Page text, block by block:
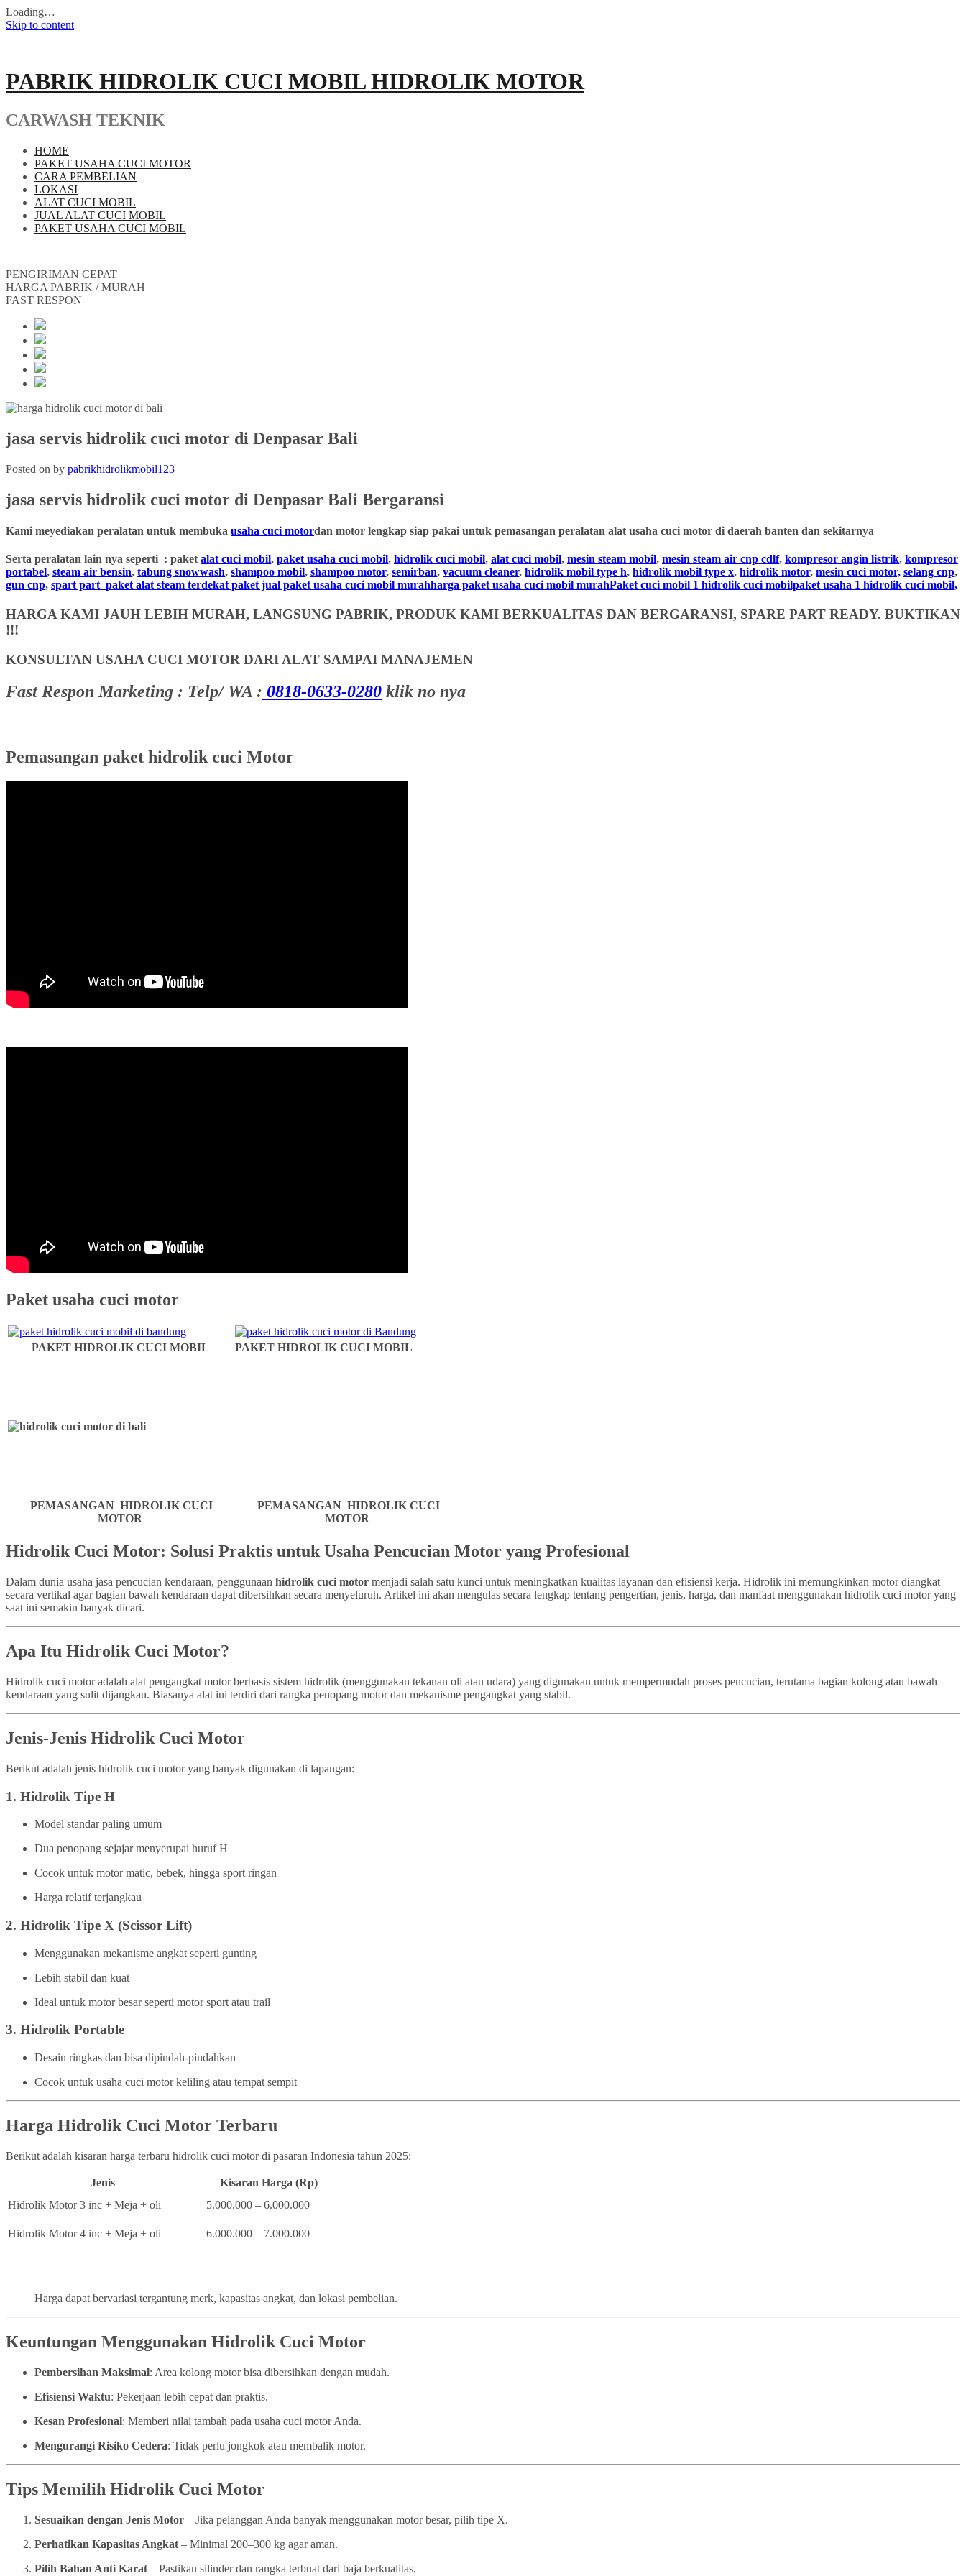
Loading…
Skip to content
PABRIK HIDROLIK CUCI MOBIL HIDROLIK MOTOR
CARWASH TEKNIK
HOME
PAKET USAHA CUCI MOTOR
CARA PEMBELIAN
LOKASI
ALAT CUCI MOBIL
JUAL ALAT CUCI MOBIL
PAKET USAHA CUCI MOBIL
PENGIRIMAN CEPAT
HARGA PABRIK / MURAH
FAST RESPON
jasa servis hidrolik cuci motor di Denpasar Bali
Posted on by pabrikhidrolikmobil123
jasa servis hidrolik cuci motor di Denpasar Bali Bergaransi
Kami meyediakan peralatan untuk membuka usaha cuci motordan motor lengkap siap pakai untuk pemasangan peralatan alat usaha cuci motor di daerah banten dan sekitarnya
Serta peralatan lain nya seperti : paket alat cuci mobil, paket usaha cuci mobil, hidrolik cuci mobil, alat cuci mobil, mesin steam mobil, mesin steam air cnp cdlf, kompresor angin listrik, kompresor
portabel, steam air bensin, tabung snowwash, shampoo mobil, shampoo motor, semirban, vacuum cleaner, hidrolik mobil type h, hidrolik mobil type x, hidrolik motor, mesin cuci motor, selang cnp,
gun cnp, spart part paket alat steam terdekat paket jual paket usaha cuci mobil murahharga paket usaha cuci mobil murahPaket cuci mobil 1 hidrolik cuci mobilpaket usaha 1 hidrolik cuci mobil,
HARGA KAMI JAUH LEBIH MURAH, LANGSUNG PABRIK, PRODUK KAMI BERKUALITAS DAN BERGARANSI, SPARE PART READY. BUKTIKAN
!!!
KONSULTAN USAHA CUCI MOTOR DARI ALAT SAMPAI MANAJEMEN
Fast Respon Marketing : Telp/ WA : 0818-0633-0280 klik no nya
Pemasangan paket hidrolik cuci Motor
Paket usaha cuci motor
PAKET HIDROLIK CUCI MOBIL PAKET HIDROLIK CUCI MOBIL
PEMASANGAN HIDROLIK CUCI
MOTOR
PEMASANGAN HIDROLIK CUCI
MOTOR
Hidrolik Cuci Motor: Solusi Praktis untuk Usaha Pencucian Motor yang Profesional
Dalam dunia usaha jasa pencucian kendaraan, penggunaan hidrolik cuci motor menjadi salah satu kunci untuk meningkatkan kualitas layanan dan efisiensi kerja. Hidrolik ini memungkinkan motor diangkat
secara vertikal agar bagian bawah kendaraan dapat dibersihkan secara menyeluruh. Artikel ini akan mengulas secara lengkap tentang pengertian, jenis, harga, dan manfaat menggunakan hidrolik cuci motor yang
saat ini semakin banyak dicari.
Apa Itu Hidrolik Cuci Motor?
Hidrolik cuci motor adalah alat pengangkat motor berbasis sistem hidrolik (menggunakan tekanan oli atau udara) yang digunakan untuk mempermudah proses pencucian, terutama bagian kolong atau bawah
kendaraan yang sulit dijangkau. Biasanya alat ini terdiri dari rangka penopang motor dan mekanisme pengangkat yang stabil.
Jenis-Jenis Hidrolik Cuci Motor
Berikut adalah jenis hidrolik cuci motor yang banyak digunakan di lapangan:
1. Hidrolik Tipe H
Model standar paling umum
Dua penopang sejajar menyerupai huruf H
Cocok untuk motor matic, bebek, hingga sport ringan
Harga relatif terjangkau
2. Hidrolik Tipe X (Scissor Lift)
Menggunakan mekanisme angkat seperti gunting
Lebih stabil dan kuat
Ideal untuk motor besar seperti motor sport atau trail
3. Hidrolik Portable
Desain ringkas dan bisa dipindah-pindahkan
Cocok untuk usaha cuci motor keliling atau tempat sempit
Harga Hidrolik Cuci Motor Terbaru
Berikut adalah kisaran harga terbaru hidrolik cuci motor di pasaran Indonesia tahun 2025:
Jenis
Kisaran Harga (Rp)
Hidrolik Motor 3 inc + Meja + oli
5.000.000 – 6.000.000
Hidrolik Motor 4 inc + Meja + oli 6.000.000 – 7.000.000
Harga dapat bervariasi tergantung merk, kapasitas angkat, dan lokasi pembelian.
Keuntungan Menggunakan Hidrolik Cuci Motor
Pembersihan Maksimal: Area kolong motor bisa dibersihkan dengan mudah.
Efisiensi Waktu: Pekerjaan lebih cepat dan praktis.
Kesan Profesional: Memberi nilai tambah pada usaha cuci motor Anda.
Mengurangi Risiko Cedera: Tidak perlu jongkok atau membalik motor.
Tips Memilih Hidrolik Cuci Motor
Sesuaikan dengan Jenis Motor – Jika pelanggan Anda banyak menggunakan motor besar, pilih tipe X.
Perhatikan Kapasitas Angkat – Minimal 200–300 kg agar aman.
Pilih Bahan Anti Karat – Pastikan silinder dan rangka terbuat dari baja berkualitas.